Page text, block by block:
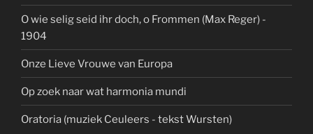
O wie selig seid ihr doch, o Frommen (Max Reger) -
1904
Onze Lieve Vrouwe van Europa
Op zoek naar wat harmonia mundi
Oratoria (muziek Ceuleers - tekst Wursten)